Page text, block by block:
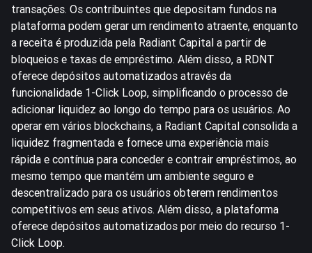
transações. Os contribuintes que depositam fundos na
plataforma podem gerar um rendimento atraente, enquanto
a receita é produzida pela Radiant Capital a partir de
bloqueios e taxas de empréstimo. Além disso, a RDNT
oferece depósitos automatizados através da
funcionalidade 1-Click Loop, simplificando o processo de
adicionar liquidez ao longo do tempo para os usuários. Ao
operar em vários blockchains, a Radiant Capital consolida a
liquidez fragmentada e fornece uma experiência mais
rápida e contínua para conceder e contrair empréstimos, ao
mesmo tempo que mantém um ambiente seguro e
descentralizado para os usuários obterem rendimentos
competitivos em seus ativos. Além disso, a plataforma
oferece depósitos automatizados por meio do recurso 1-
Click Loop.